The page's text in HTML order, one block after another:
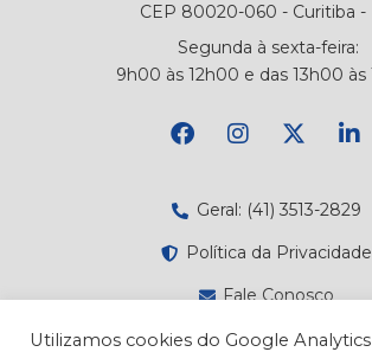
CEP 80020-060 - Curitiba -
Segunda à sexta-feira:
9h00 às 12h00 e das 13h00 às
Geral: (41) 3513-2829
Política da Privacidade
Fale Conosco
Canal de Denúncias
Utilizamos cookies do Google